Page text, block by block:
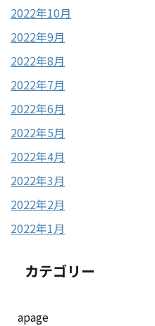
2022年10月
2022年9月
2022年8月
2022年7月
2022年6月
2022年5月
2022年4月
2022年3月
2022年2月
2022年1月
カテゴリー
apage